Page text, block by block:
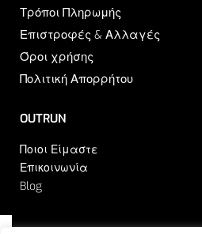
Τρόποι Πληρωμής
Επιστροφές & Αλλαγές
Όροι χρήσης
Πολιτική Απορρήτου
OUTRUN
Ποιοι Είμαστε
Επικοινωνία
Blog